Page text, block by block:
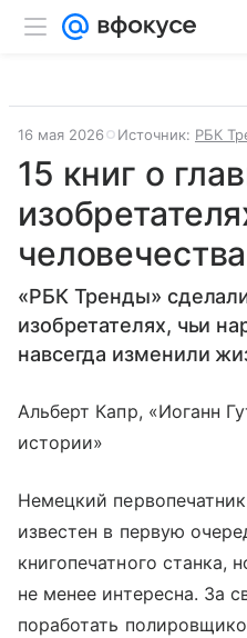
16 мая 2026 Источник: РБК
15 книг о
человечества
«РБК Тренды»
изобретателях, чьи
навсегда изменили
Альберт Капр, «Иоганн
истории»
Немецкий
известен в первую
книгопечатного станка,
не менее интересна. За
поработать